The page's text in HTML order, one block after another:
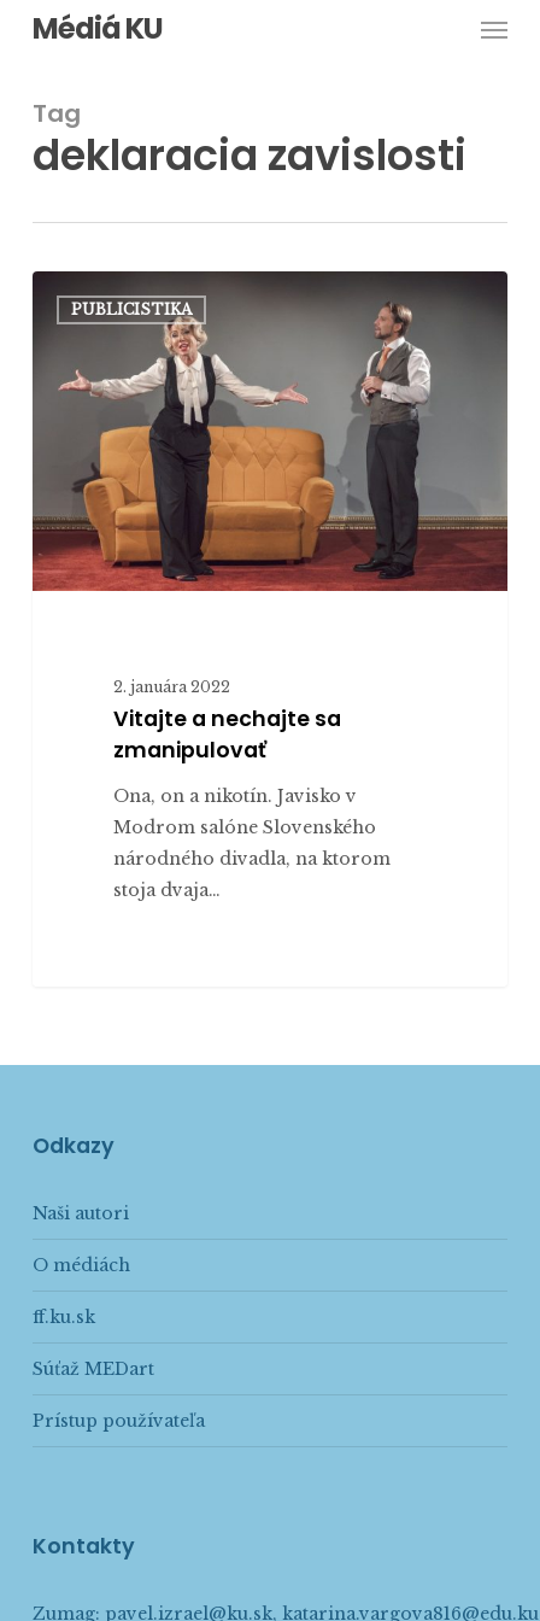
Skip
content
Médiá KU
Tag
deklaracia zavislosti
PUBLICISTIKA
2. januára 2022
Vitajte a nechajte sa
zmanipulovať
Ona, on a nikotín. Javisko v
Modrom salóne Slovenského
národného divadla, na ktorom
stoja dvaja…
Odkazy
Naši autori
O médiách
ff.ku.sk
Súťaž MEDart
Prístup používateľa
Kontakty
Zumag: pavel.izrael@ku.sk,